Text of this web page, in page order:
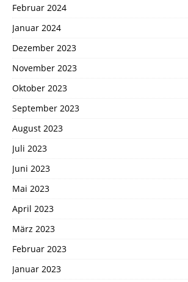
Februar 2024
Januar 2024
Dezember 2023
November 2023
Oktober 2023
September 2023
August 2023
Juli 2023
Juni 2023
Mai 2023
April 2023
März 2023
Februar 2023
Januar 2023